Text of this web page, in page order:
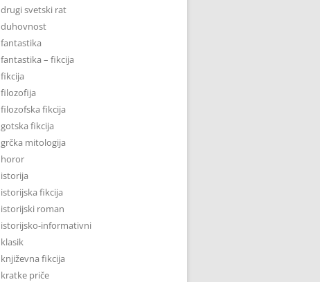
drugi svetski rat
duhovnost
fantastika
fantastika – fikcija
fikcija
filozofija
filozofska fikcija
gotska fikcija
grčka mitologija
horor
istorija
istorijska fikcija
istorijski roman
istorijsko-informativni
klasik
književna fikcija
kratke priče